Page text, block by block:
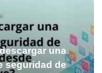
una
seguridad de